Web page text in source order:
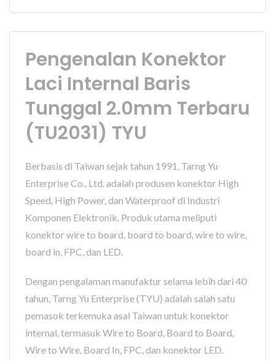
Pengenalan Konektor
Laci Internal Baris
Tunggal 2.0mm Terbaru
(TU2031) TYU
Berbasis di Taiwan sejak tahun 1991, Tarng Yu
Enterprise Co., Ltd. adalah produsen konektor High
Speed, High Power, dan Waterproof di Industri
Komponen Elektronik. Produk utama meliputi
konektor wire to board, board to board, wire to wire,
board in, FPC, dan LED.
Dengan pengalaman manufaktur selama lebih dari 40
tahun, Tarng Yu Enterprise (TYU) adalah salah satu
pemasok terkemuka asal Taiwan untuk konektor
internal, termasuk Wire to Board, Board to Board,
Wire to Wire, Board In, FPC, dan konektor LED.